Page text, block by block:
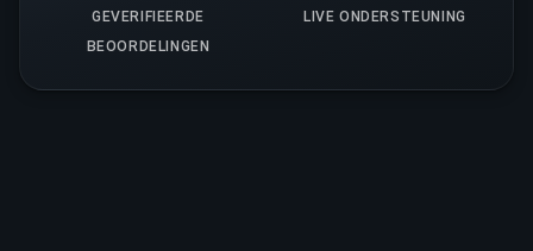
GEVERIFIEERDE
BEOORDELINGEN
LIVE ONDERSTEUNING